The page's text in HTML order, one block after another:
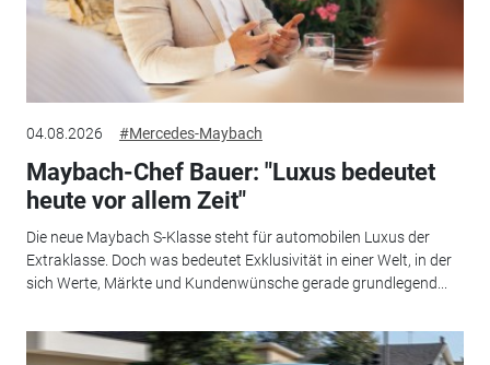
04.08.2026 #Mercedes-Maybach
Maybach-Chef Bauer: "Luxus bedeutet
heute vor allem Zeit"
Die neue Maybach S-Klasse steht für automobilen Luxus der
Extraklasse. Doch was bedeutet Exklusivität in einer Welt, in der
sich Werte, Märkte und Kundenwünsche gerade grundlegend...